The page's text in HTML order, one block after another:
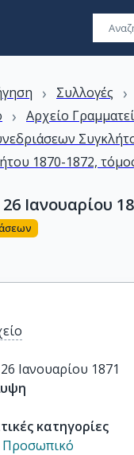
› Συλλογές ›
› Αρχείο
1870-1872,
Ιανουαρίου
Ιανουαρίου 1871
κατηγορίες
Προσωπικό